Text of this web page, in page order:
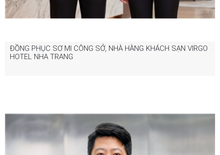
ĐỒNG PHỤC SƠ MI CÔNG SỞ, NHÀ HÀNG KHÁCH SẠN VIRGO
HOTEL NHA TRANG